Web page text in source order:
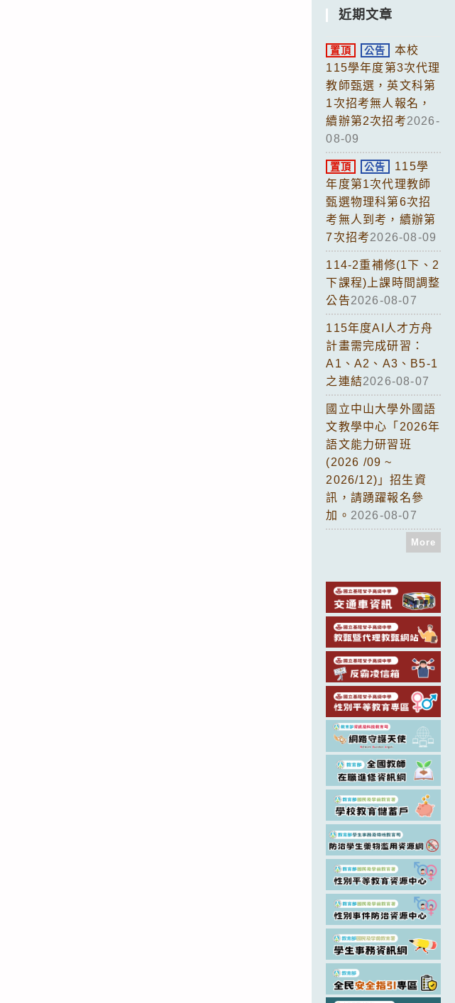
近期文章
置頂 公告
本校
115學年度第3次代理
教師甄選，英文科第
1次招考無人報名，
續辦第2次招考2026-
08-09
置頂 公告
115學
年度第1次代理教師
甄選物理科第6次招
考無人到考，續辦第
7次招考2026-08-09
114-2重補修(1下、2
下課程)上課時間調整
公告2026-08-07
115年度AI人才方舟
計畫需完成研習：
A1、A2、A3、B5-1
之連結2026-08-07
國立中山大學外國語
文教學中心「2026年
語文能力研習班
(2026 /09 ~
2026/12)」招生資
訊，請踴躍報名參
加。 2026-08-07
More